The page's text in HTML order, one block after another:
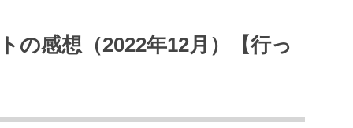
の感想（2022年12月）【行っ